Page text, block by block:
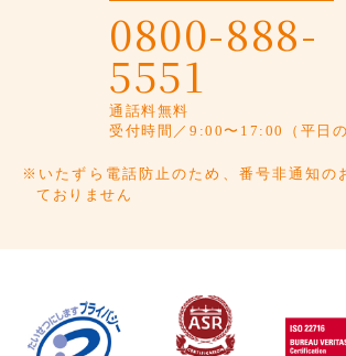
0800-888-
5551
通話料無料
受付時間／9:00〜17:00（平日の
※いたずら電話防止のため、番号非通知の
ておりません